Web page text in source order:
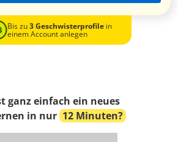
Bis zu3 Geschwisterprofilein
einem Account anlegen
ganz einfach ein neues
in nur 12 Minuten?